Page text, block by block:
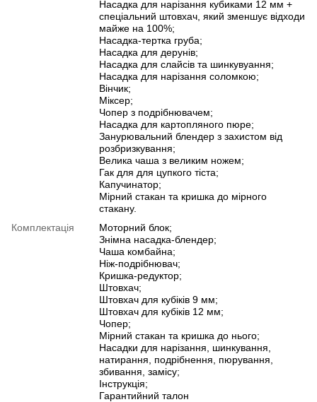
Насадка для нарізання кубиками 12 мм +
спеціальний штовхач, який зменшує відходи
майже на 100%;
Насадка-тертка груба;
Насадка для дерунів;
Насадка для слайсів та шинкувуання;
Насадка для нарізання соломкою;
Вінчик;
Міксер;
Чопер з подрібнювачем;
Насадка для картопляного пюре;
Занурювальний блендер з захистом від
розбризкування;
Велика чаша з великим ножем;
Гак для для цупкого тіста;
Капучинатор;
Мірний стакан та кришка до мірного
стакану.
Комплектація
Моторний блок;
Знімна насадка-блендер;
Чаша комбайна;
Ніж-подрібнювач;
Кришка-редуктор;
Штовхач;
Штовхач для кубіків 9 мм;
Штовхач для кубіків 12 мм;
Чопер;
Мірний стакан та кришка до нього;
Насадки для нарізання, шинкування,
натирання, подрібнення, пюрування,
збивання, замісу;
Інструкція;
Гарантийний талон